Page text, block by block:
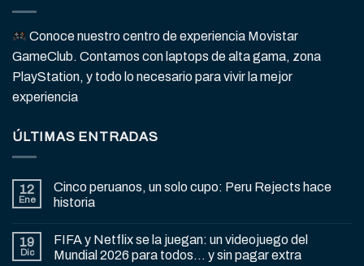
Conoce nuestro centro de experiencia Movistar
GameClub. Contamos con laptops de alta gama, zona
PlayStation, y todo lo necesario para vivir la mejor
experiencia
ÚLTIMAS ENTRADAS
12
Ene
Cinco peruanos, un solo cupo: Peru Rejects hace
historia
19
Dic
FIFA y Netflix se la juegan: un videojuego del
Mundial 2026 para todos… y sin pagar extra